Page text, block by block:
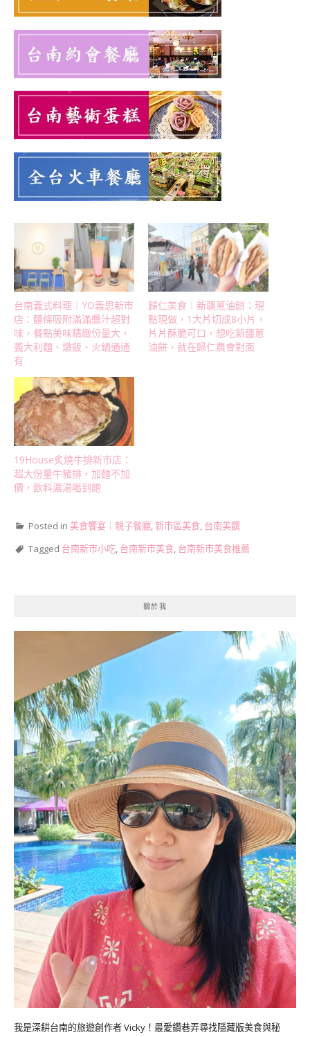
台南義式料理︱YO義思新市
店：麵條吸附滿滿醬汁超對
味，餐點美味精緻份量大，
義大利麵、燉飯、火鍋通通
有
歸仁美食︱新疆蔥油餅：現
點現做，1大片切成8小片，
片片酥脆可口，想吃新疆蔥
油餅，就在歸仁農會對面
19House炙燒牛排新市店：
超大份量牛豬排，加麵不加
價，飲料濃湯喝到飽
Posted in 美食饗宴︱親子餐廳,新市區美食, 台南美饌
Tagged 台南新市小吃, 台南新市美食, 台南新市美食推薦
關於我
我是深耕台南的旅遊創作者 Vicky！最愛鑽巷弄尋找隱藏版美食與秘